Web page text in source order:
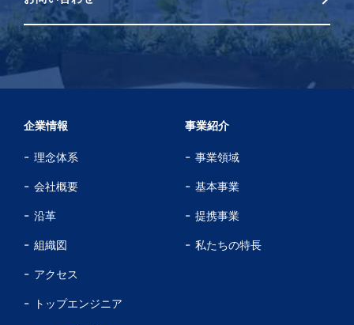
企業情報
理念体系
会社概要
沿革
組織図
アクセス
トップエンジニア
事業紹介
事業領域
基本事業
提携事業
私たちの特長